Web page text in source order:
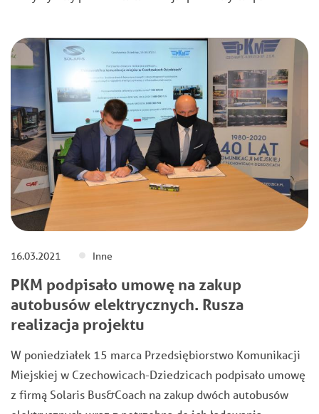
16.03.2021 Inne
PKM podpisało umowę na zakup
autobusów elektrycznych. Rusza
realizacja projektu
W poniedziałek 15 marca Przedsiębiorstwo Komunikacji
Miejskiej w Czechowicach-Dziedzicach podpisało umowę
z firmą Solaris Bus&Coach na zakup dwóch autobusów